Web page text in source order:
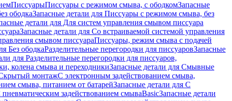
ПиссуарыПиссуары с режимом смыва, с ободкомЗапасные
ободкаЗапасные детали для Писсуары с режимом смыва, без
детали для Для систем управления смывом писсуара
Запасные детали для Со встраиваемой системой управления
смывом писсуараПиссуары, режим смыва с подачей
Без ободкаРазделительные перегородки для писсуаровЗапасные
для Разделительные перегородки для писсуаров,
колена смыва и переходникиЗапасные детали для Смывные
монтажС электронным задействованием смыва,
смыва, питанием от батарейЗапасные детали для С
задействованием смываBasicЗапасные детали